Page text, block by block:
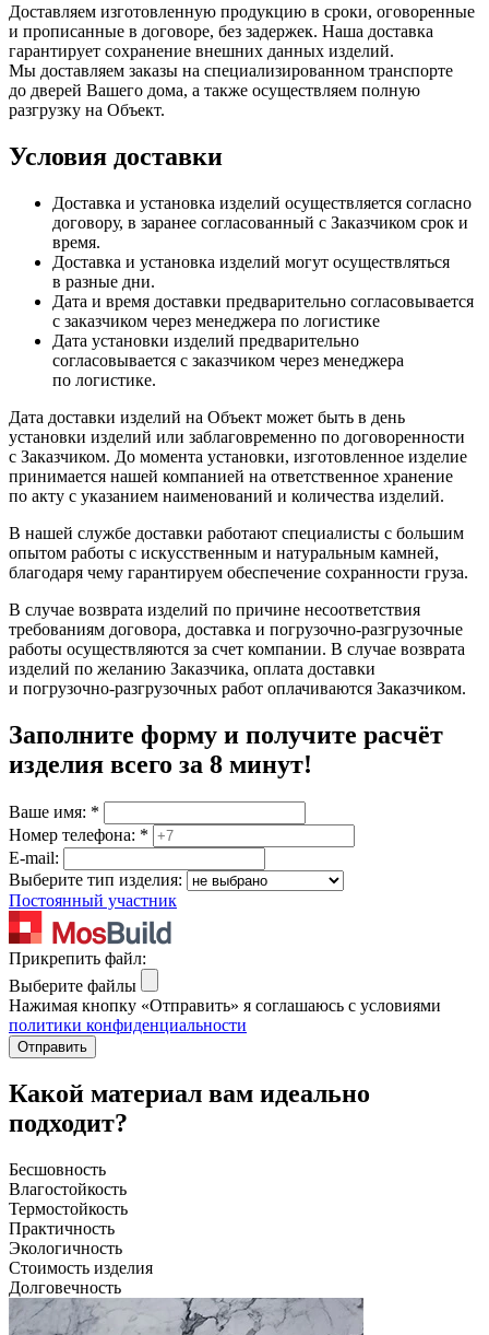
Доставляем изготовленную продукцию в сроки, оговоренные
и прописанные в договоре, без задержек. Наша доставка
гарантирует сохранение внешних данных изделий.
Мы доставляем заказы на специализированном транспорте
до дверей Вашего дома, а также осуществляем полную
разгрузку на Объект.
Условия доставки
Доставка и установка изделий осуществляется согласно
договору, в заранее согласованный с Заказчиком срок и
время.
Доставка и установка изделий могут осуществляться
в разные дни.
Дата и время доставки предварительно согласовывается
с заказчиком через менеджера по логистике
Дата установки изделий предварительно
согласовывается с заказчиком через менеджера
по логистике.
Дата доставки изделий на Объект может быть в день
установки изделий или заблаговременно по договоренности
с Заказчиком. До момента установки, изготовленное изделие
принимается нашей компанией на ответственное хранение
по акту с указанием наименований и количества изделий.
В нашей службе доставки работают специалисты с большим
опытом работы с искусственным и натуральным камней,
благодаря чему гарантируем обеспечение сохранности груза.
В случае возврата изделий по причине несоответствия
требованиям договора, доставка и погрузочно-разгрузочные
работы осуществляются за счет компании. В случае возврата
изделий по желанию Заказчика, оплата доставки
и погрузочно-разгрузочных работ оплачиваются Заказчиком.
Заполните форму и получите расчёт
изделия всего за 8 минут!
Ваше имя: *
Номер телефона: *
E-mail:
Выберите тип изделия:
Постоянный участник
Прикрепить файл:
Выберите файлы
Нажимая кнопку «Отправить» я соглашаюсь с условиями
политики конфиденциальности
Отправить
Какой материал вам идеально
подходит?
Бесшовность
Влагостойкость
Термостойкость
Практичность
Экологичность
Стоимость изделия
Долговечность